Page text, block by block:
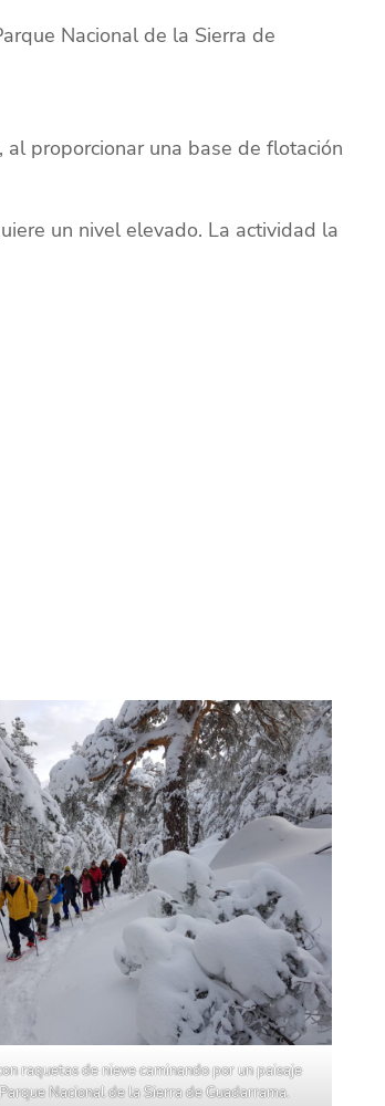
Nacional de la Sierra de
proporcionar una base de flotación
un nivel elevado. La actividad la
raquetas de nieve caminando por un paisaje
Nacional de la Sierra de Guadarrama.